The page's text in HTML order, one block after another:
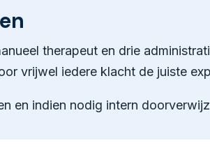
therapeut en drie
vrijwel iedere klacht de juiste
en indien nodig intern